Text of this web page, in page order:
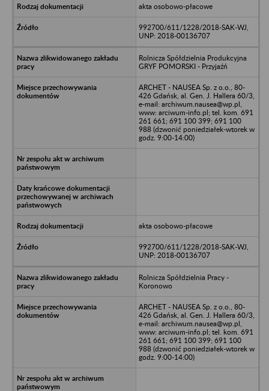
akta osobowo-płacowe
992700/611/1228/2018-SAK-WJ,
UNP: 2018-00136707
Rolnicza Spółdzielnia Produkcyjna
GRYF POMORSKI - Przyjaźń
ARCHET - NAUSEA Sp. z o.o., 80-
426 Gdańsk, al. Gen. J. Hallera 60/3,
e-mail: archiwum.nausea@wp.pl,
www: arciwum-info.pl; tel. kom. 691
261 661; 691 100 399; 691 100
988 (dzwonić poniedziałek-wtorek w
godz. 9:00-14:00)
akta osobowo-płacowe
992700/611/1228/2018-SAK-WJ,
UNP: 2018-00136707
Rolnicza Spółdzielnia Pracy -
Koronowo
ARCHET - NAUSEA Sp. z o.o., 80-
426 Gdańsk, al. Gen. J. Hallera 60/3,
e-mail: archiwum.nausea@wp.pl,
www: arciwum-info.pl; tel. kom. 691
261 661; 691 100 399; 691 100
988 (dzwonić poniedziałek-wtorek w
godz. 9:00-14:00)